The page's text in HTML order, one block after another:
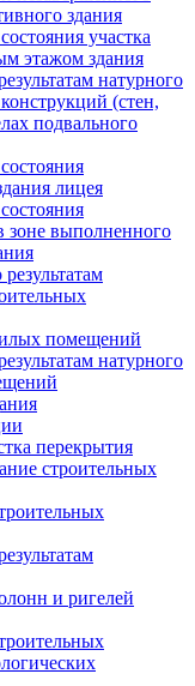
здания
участка
этажом здания
натурного
(стен,
подвального
лицея
зоне выполненного
помещений
натурного
перекрытия
строительных
и ригелей